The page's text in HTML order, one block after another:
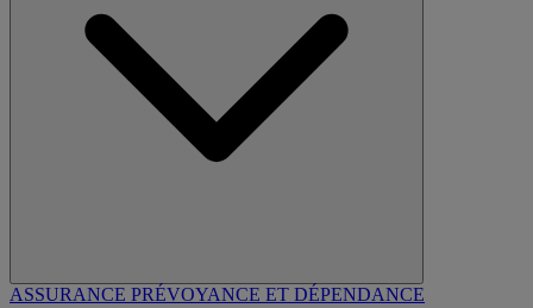
ASSURANCE PRÉVOYANCE ET DÉPENDANCE